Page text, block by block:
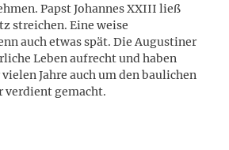
Papst Johannes XXIII ließ
streichen. Eine weise
auch etwas spät. Die Augustiner
Leben aufrecht und haben
Jahre auch um den baulichen
verdient gemacht.